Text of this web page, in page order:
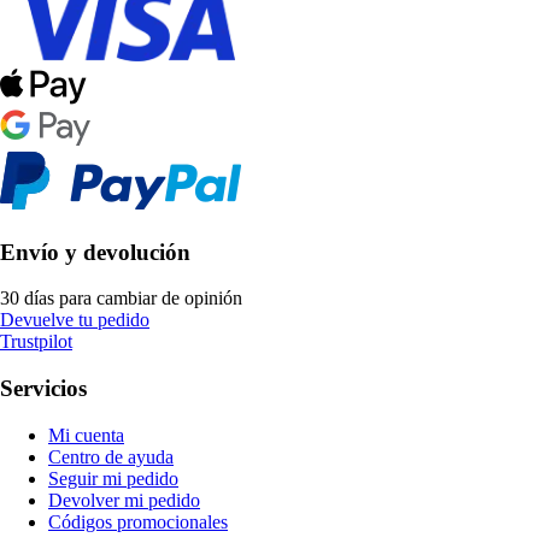
Envío y devolución
30 días para cambiar de opinión
Devuelve tu pedido
Trustpilot
Servicios
Mi cuenta
Centro de ayuda
Seguir mi pedido
Devolver mi pedido
Códigos promocionales